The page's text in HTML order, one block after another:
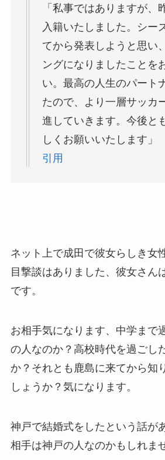
「私事ではありますが、
入籍いたしました。シー
てから発表しようと思い
ングになりましたことを
い。最高の人生のパート
たので、より一層サッカ
進していきます。今後と
しくお願いいたします」
引用
ネット上で成田で彼女らしき女
目撃談はありました、彼女さん
です。
お相手気になります、中学まで
の人なのか？高校時代を過ごし
か？それとも鹿島に来てから知
しょうか？気になります。
神戸で結婚式をしたという話が
相手は神戸の人なのかもしれま